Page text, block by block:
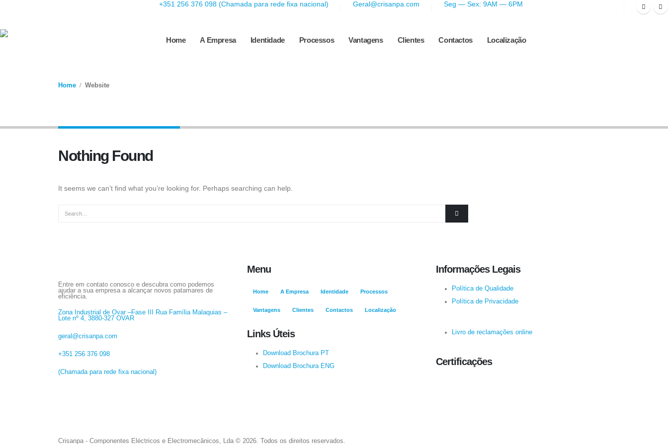
+351 256 376 098 (Chamada para rede fixa nacional) Geral@crisanpa.com Seg — Sex: 9AM — 6PM
Home A Empresa Identidade Processos Vantagens Clientes Contactos Localização
Home Website
Nothing Found
It seems we can’t find what you’re looking for. Perhaps searching can help.
Entre em contato conosco e descubra como podemos
ajudar a sua empresa a alcançar novos patamares de
eficiência.
Zona Industrial de Ovar –Fase III Rua Família Malaquias –
Lote nº 4, 3880-327 OVAR
geral@crisanpa.com
+351 256 376 098
(Chamada para rede fixa nacional)
Menu
Home A Empresa Identidade Processos
Vantagens Clientes Contactos Localização
Links Úteis
Download Brochura PT
Download Brochura ENG
Informações Legais
Política de Qualidade
Política de Privacidade
Livro de reclamações online
Certificações
Crisanpa - Componentes Eléctricos e Electromecânicos, Lda © 2026. Todos os direitos reservados.